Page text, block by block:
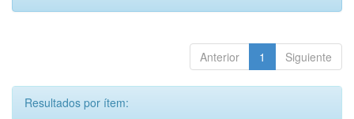
Anterior 1 Siguiente
Resultados por ítem: